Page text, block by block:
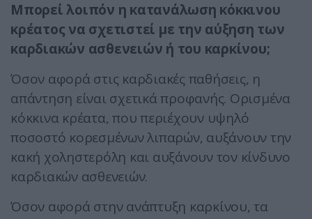
Μπορεί λοιπόν η κατανάλωση κόκκινου
κρέατος να σχετιστεί με την αύξηση των
καρδιακών ασθενειών ή του καρκίνου;
Όσον αφορά στις καρδιακές παθήσεις, η
απάντηση είναι σχετικά προφανής. Ορισμένα
κόκκινα κρέατα, που περιέχουν υψηλό
ποσοστό κορεσμένων λιπαρών, αυξάνουν την
κακή χοληστερόλη και αυξάνουν τον κίνδυνο
καρδιακών ασθενειών.
Όσον αφορά στην ανάπτυξη καρκίνου, τα